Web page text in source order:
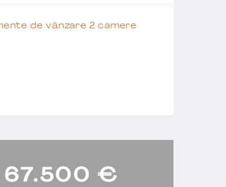
de vânzare 2 camere
67.500 €